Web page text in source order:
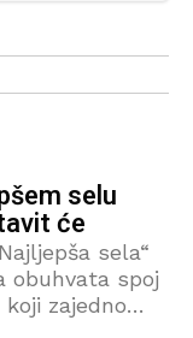
selu
će
sela“
obuhvata spoj
zajedno